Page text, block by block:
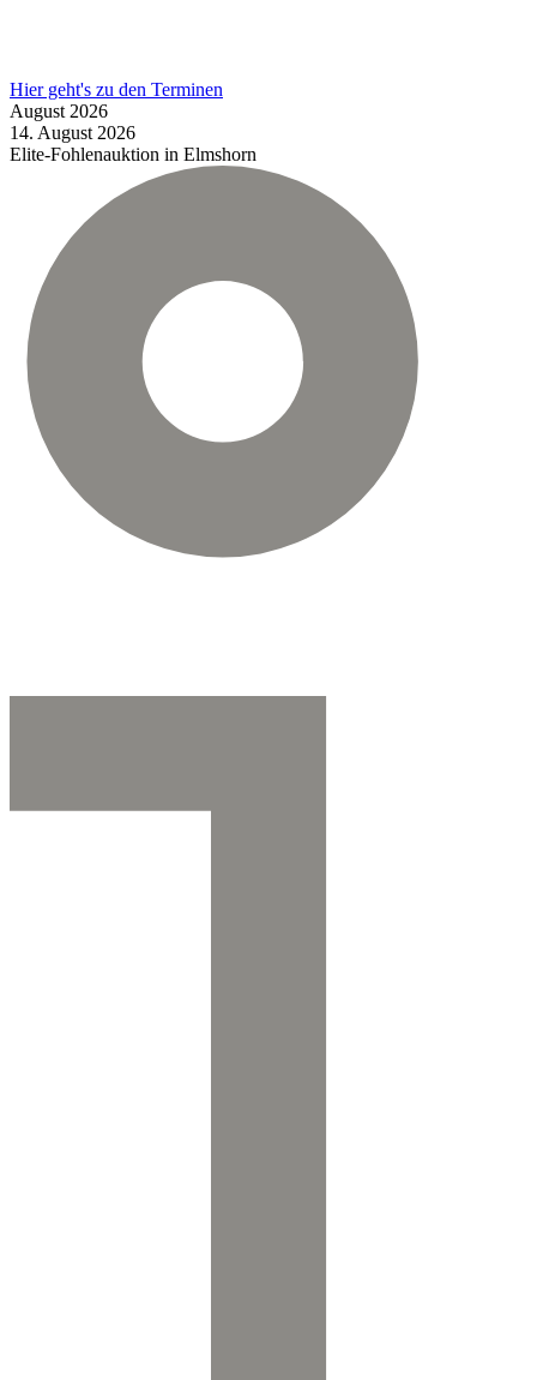
Hier geht's zu den Terminen
August 2026
14. August 2026
Elite-Fohlenauktion in Elmshorn